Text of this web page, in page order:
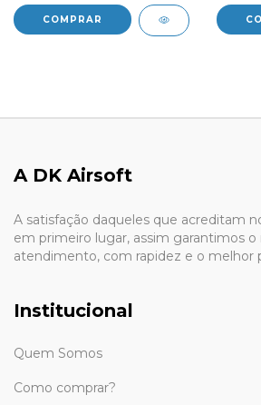
A DK Airsoft
A satisfação daqueles que acreditam
em primeiro lugar, assim garantimos
atendimento, com rapidez e o melhor
Institucional
Quem Somos
Como comprar?